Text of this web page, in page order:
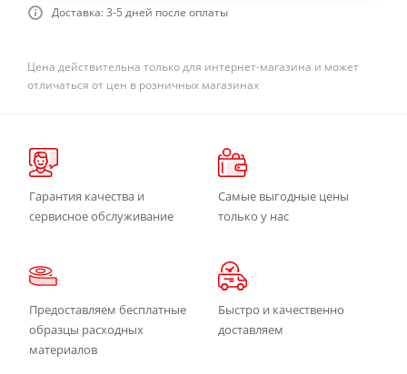
Доставка: 3-5 дней после оплаты
Цена действительна только для интернет-магазина и может
отличаться от цен в розничных магазинах
Гарантия качества и
сервисное обслуживание
Самые выгодные цены
только у нас
Предоставляем бесплатные
образцы расходных
материалов
Быстро и качественно
доставляем